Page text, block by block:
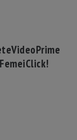
VideoPrime
Click!